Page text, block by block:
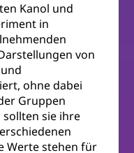
Kanol und
in
von
ohne dabei
Gruppen
sollten sie ihre
Werte stehen für